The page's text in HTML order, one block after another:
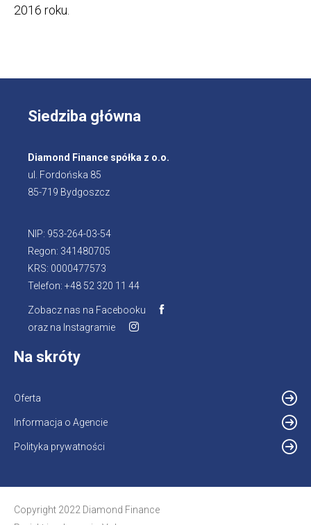
2016 roku.
Siedziba główna
Diamond Finance spółka z o.o.
ul. Fordońska 85
85-719 Bydgoszcz
NIP: 953-264-03-54
Regon: 341480705
KRS: 0000477573
Telefon: +48 52 320 11 44
Zobacz nas na Facebooku
oraz na Instagramie
Na skróty
Oferta
Informacja o Agencie
Polityka prywatności
Copyright 2022 Diamond Finance